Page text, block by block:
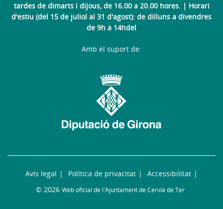
tardes de dimarts i dijous, de 16.00 a 20.00 hores. | Horari
d'estiu (del 15 de juliol al 31 d'agost): de dilluns a divendres
de 9h a 14hdel
Avís legal Política de privacitat
Accessibilitat
© 2026 Web oficial de l'Ajuntament de Cervià de Ter
Amb el suport de: